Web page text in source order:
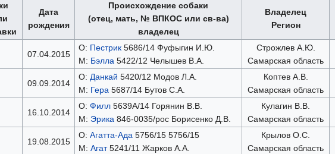
Дата
рождения
Происхождение собаки
(отец, мать, № ВПКОС или св-ва)
владелец
Владелец
Регион
07.04.2015
О: Пестрик5686/14 Фуфыгин И.Ю.
М: Бэлла5422/12 Челышев В.А.
Строжлев А.Ю.
Самарская область
09.09.2014
О: Данкай 5420/12 Модов Л.А.
М: Гера5687/14 Бутов С.А.
Коптев А.В.
Самарская область
16.10.2014
О: Филл5639А/14 Горянин В.В.
М: Эрика846-0035/рос Борисенко Д.В.
Кулагин В.В.
Самарская область
19.08.2015
О: Агатта-Ада5756/15 5756/15
М: Агат5241/11 Жарков А.А.
Крылов О.С.
Самарская область